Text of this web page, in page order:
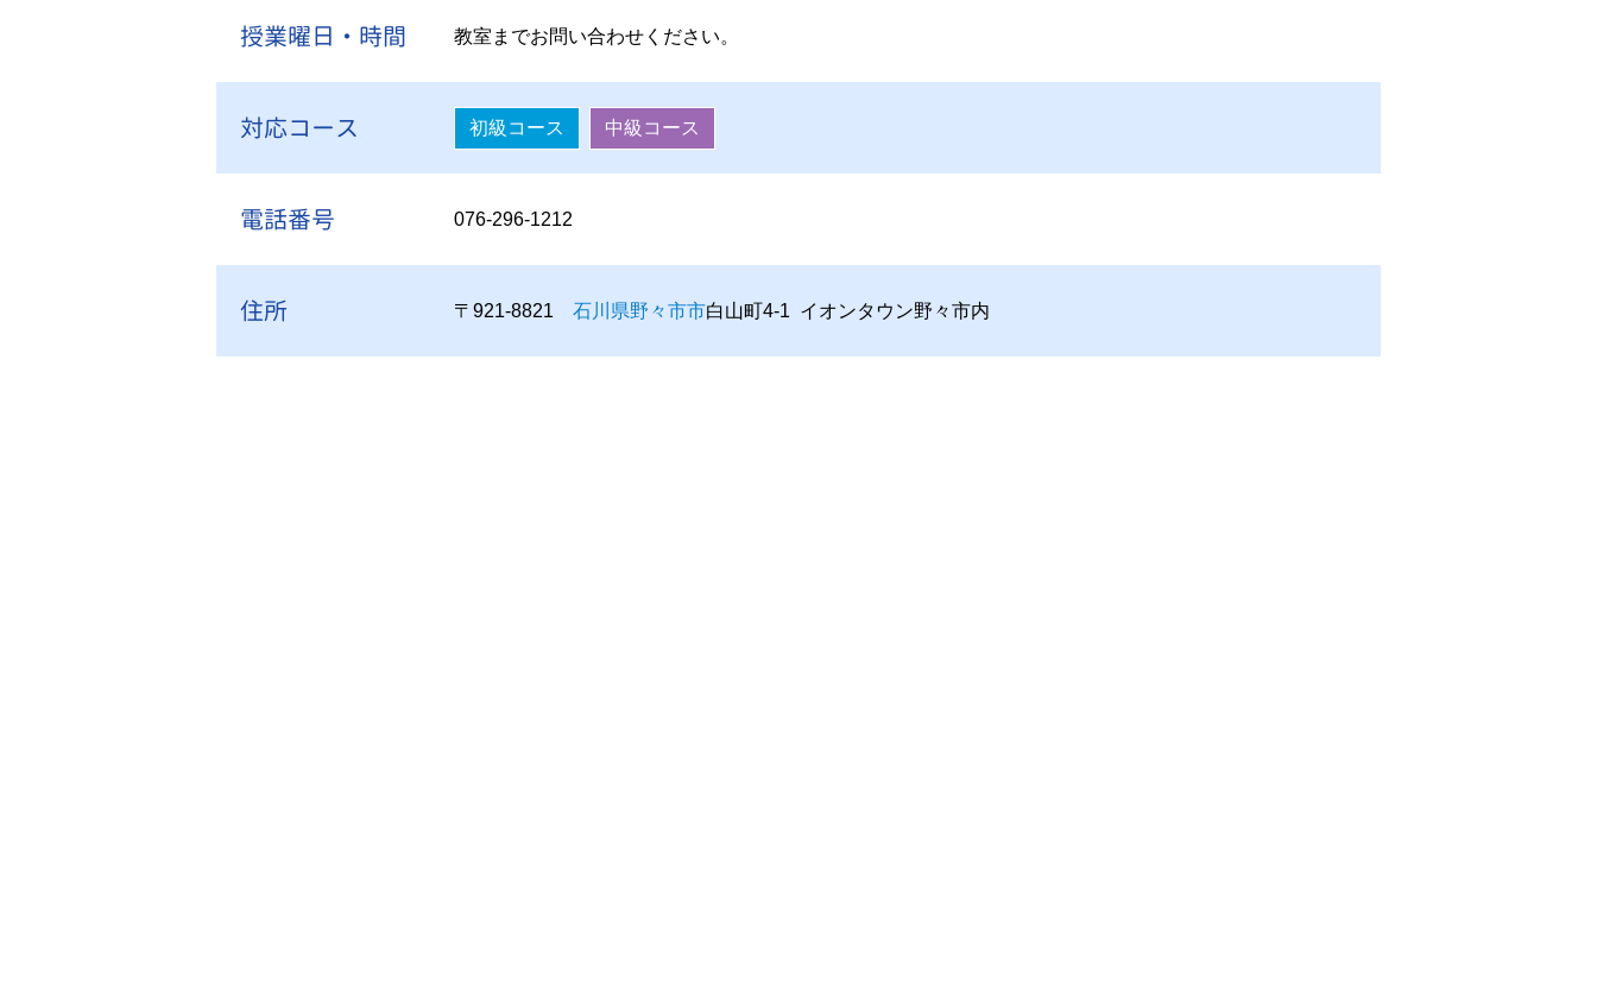
授業曜日・時間 教室までお問い合わせください。
対応コース 初級コース 中級コース
電話番号 076-296-1212
住所 〒921-8821 石川県野々市市白山町4-1 イオンタウン野々市内